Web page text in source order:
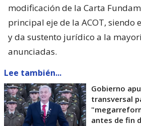
modificación de la Carta
principal eje de la ACOT, siendo
y da sustento jurídico a la
anunciadas.
Lee también...
Gobierno
transversal
antes de fin